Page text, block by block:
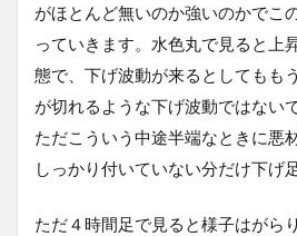
がほとんど無いのか強いのかでこ
っていきます。水色丸で見ると上
態で、下げ波動が来るとしてもも
が切れるような下げ波動ではない
ただこういう中途半端なときに悪
しっかり付いていない分だけ下げ
ただ４時間足で見ると様子はがら